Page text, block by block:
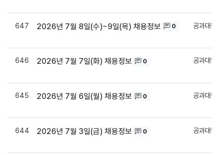
647 2026년 7월 8일(수)~9일(목) 채용정보 0
공과대학
646 2026년 7월 7일(화) 채용정보 0
공과대학
645 2026년 7월 6일(월) 채용정보 0
공과대학
644 2026년 7월 3일(금) 채용정보 0
공과대학